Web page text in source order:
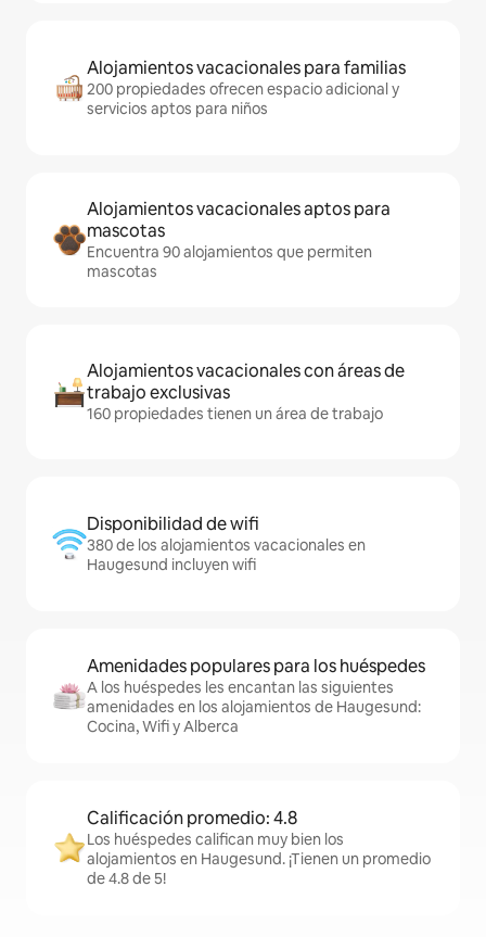
Alojamientos vacacionales para familias
200 propiedades ofrecen espacio adicional y
servicios aptos para niños
Alojamientos vacacionales aptos para
mascotas
Encuentra 90 alojamientos que permiten
mascotas
Alojamientos vacacionales con áreas de
trabajo exclusivas
160 propiedades tienen un área de trabajo
Disponibilidad de wifi
380 de los alojamientos vacacionales en
Haugesund incluyen wifi
Amenidades populares para los huéspedes
A los huéspedes les encantan las siguientes
amenidades en los alojamientos de Haugesund:
Cocina, Wifi y Alberca
Calificación promedio: 4.8
Los huéspedes califican muy bien los
alojamientos en Haugesund. ¡Tienen un promedio
de 4.8 de 5!